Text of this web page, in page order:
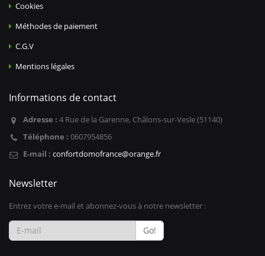
Cookies
Méthodes de paiement
C.G.V
Mentions légales
Informations de contact
Adresse : 4 Rue de la Garenne, Châlons-sur-Vesle (51140)
Téléphone : 0607954856
E-mail : confortdomofrance@orange.fr
Newsletter
Entrez votre e-mail et abonnez-vous à notre newsletter :
Go!